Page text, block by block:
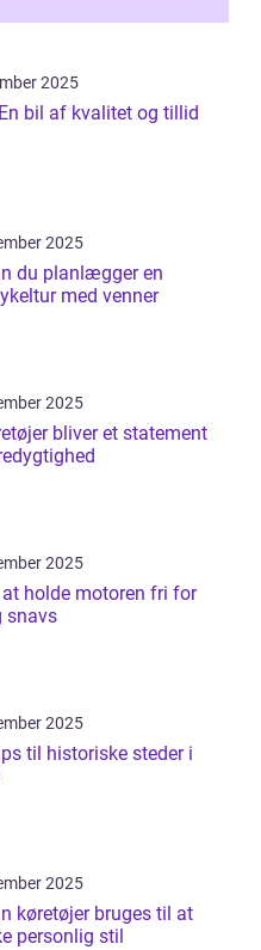
2025
bil af kvalitet og tillid
2025
du planlægger en
med venner
2025
bliver et statement
2025
holde motoren fri for
snavs
2025
til historiske steder i
2025
køretøjer bruges til at
personlig stil